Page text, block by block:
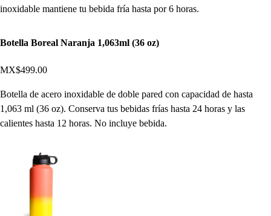
inoxidable mantiene tu bebida fría hasta por 6 horas.
Botella Boreal Naranja 1,063ml (36 oz)
MX$499.00
Botella de acero inoxidable de doble pared con capacidad de hasta
1,063 ml (36 oz). Conserva tus bebidas frías hasta 24 horas y las
calientes hasta 12 horas. No incluye bebida.